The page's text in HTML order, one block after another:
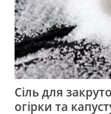
Сіль для
огірки та